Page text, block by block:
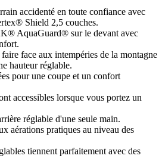
accidenté en toute confiance avec
Shield 2,5 couches.
AquaGuard® sur le devant avec
face aux intempéries de la montagne
hauteur réglable.
pour une coupe et un confort
accessibles lorsque vous portez un
réglable d'une seule main.
aérations pratiques au niveau des
tiennent parfaitement avec des